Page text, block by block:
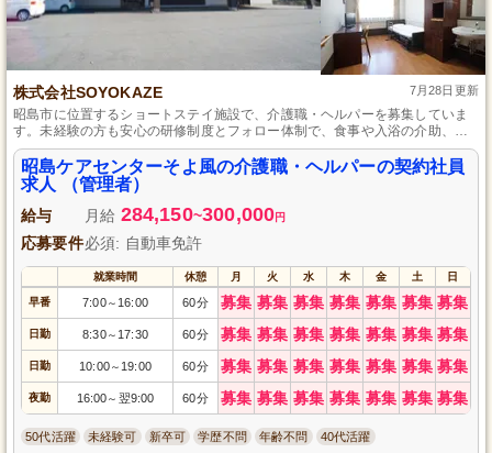
株式会社SOYOKAZE 7月28日更新
昭島市に位置するショートステイ施設で、介護職・ヘルパーを募集していま
す。未経験の方も安心の研修制度とフォロー体制で、食事や入浴の介助、機
能訓練やレクリエーションのサポートまで多岐にわたる業務を経験できま
す。地域に根差し、お客様一人ひとりの生活を支えるやりがいのある仕事に
挑戦してみませんか。
昭島ケアセンターそよ風の介護職・ヘルパーの契約社員
求人 （管理者）
給与 月給 284,150~300,000円
応募要件必須: 自動車免許
就業時間 休憩 月 火 水 木 金 土 日
早番 7:00～ 16:00 60分 募集 募集 募集 募集 募集 募集 募集
日勤 8:30～ 17:30 60分 募集 募集 募集 募集 募集 募集 募集
日勤 10:00～ 19:00 60分 募集 募集 募集 募集 募集 募集 募集
夜勤 16:00～ 翌9:00 60分 募集 募集 募集 募集 募集 募集 募集
50代活躍 未経験可 新卒可 学歴不問 年齢不問 40代活躍